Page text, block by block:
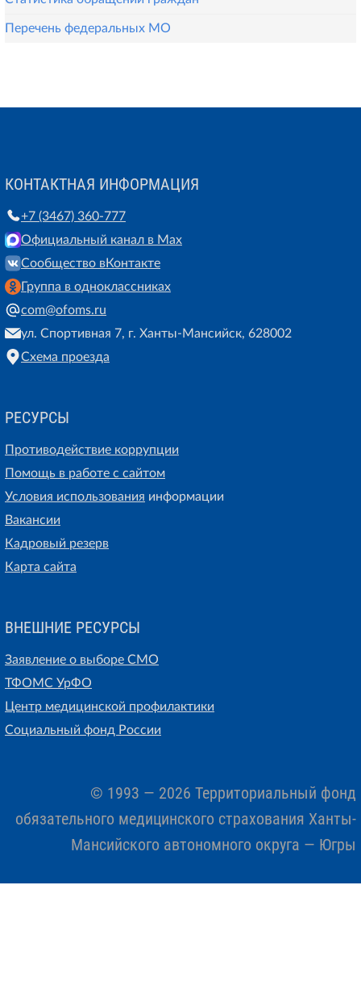
Перечень федеральных МО
КОНТАКТНАЯ ИНФОРМАЦИЯ
+7 (3467) 360-777
Официальный канал в Max
Сообщество вКонтакте
Группа в одноклассниках
com@ofoms.ru
ул. Спортивная 7, г. Ханты-Мансийск, 628002
Схема проезда
РЕСУРСЫ
Противодействие коррупции
Помощь в работе с сайтом
Условия использования информации
Вакансии
Кадровый резерв
Карта сайта
ВНЕШНИЕ РЕСУРСЫ
Заявление о выборе СМО
ТФОМС УрФО
Центр медицинской профилактики
Социальный фонд России
© 1993 — 2026 Территориальный фонд
обязательного медицинского страхования Ханты-
Мансийского автономного округа — Югры